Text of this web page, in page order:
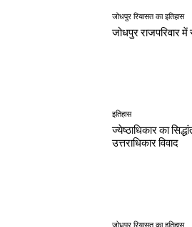
जोधपुर रियासत का इतिहास
जोधपुर राजपरिवार में
इतिहास
ज्येष्ठाधिकार का
उत्तराधिकार विवाद
जोधपुर रियासत का इतिहास